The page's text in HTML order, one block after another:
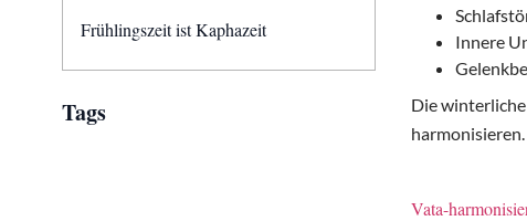
Frühlingszeit ist Kaphazeit
Tags
Innere
Die
Vata-